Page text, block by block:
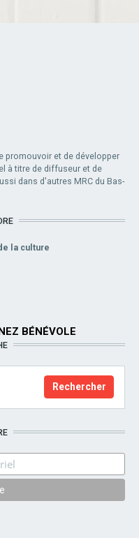
promouvoir et de développer
à titre de diffuseur et de
dans d'autres MRC du Bas-
la culture
BÉNÉVOLE